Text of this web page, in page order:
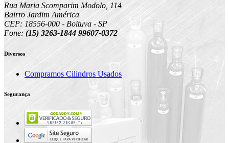
Rua Maria Scomparim Modolo, 114
Bairro Jardim América
CEP: 18556-000 - Boituva - SP
Fone: (15) 3263-1844 99607-0372
Diversos
Compramos Cilindros Usados
Segurança